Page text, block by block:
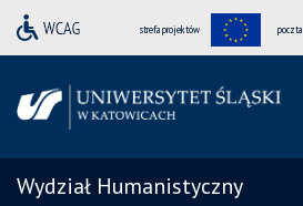
strefa projektów poczta
Wydział Humanistyczny